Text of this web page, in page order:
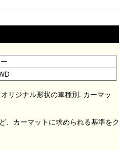
リジナル形状の車種別. カーマッ
、カーマットに求められる基準をク